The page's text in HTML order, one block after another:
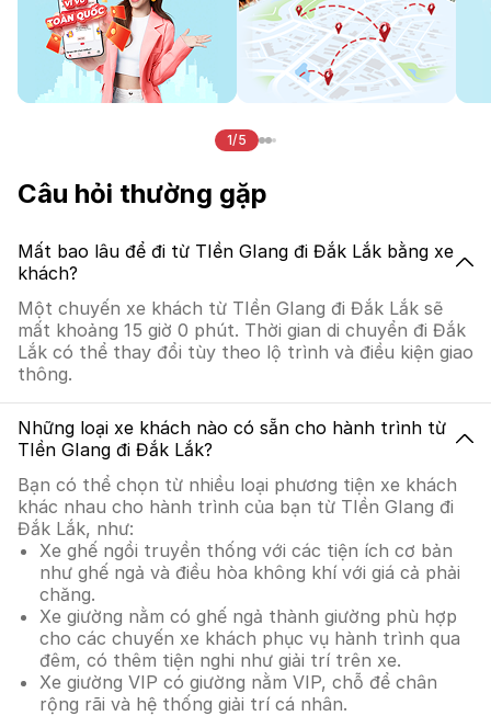
1/5
Câu hỏi thường gặp
Mất bao lâu để đi từ TIền GIang đi Đắk Lắk bằng xe
khách?
Một chuyến xe khách từ TIền GIang đi Đắk Lắk sẽ
mất khoảng 15 giờ 0 phút. Thời gian di chuyển đi Đắk
Lắk có thể thay đổi tùy theo lộ trình và điều kiện giao
thông.
Những loại xe khách nào có sẵn cho hành trình từ
TIền GIang đi Đắk Lắk?
Bạn có thể chọn từ nhiều loại phương tiện xe khách
khác nhau cho hành trình của bạn từ TIền GIang đi
Đắk Lắk, như:
Xe ghế ngồi truyền thống với các tiện ích cơ bản
như ghế ngả và điều hòa không khí với giá cả phải
chăng.
Xe giường nằm có ghế ngả thành giường phù hợp
cho các chuyến xe khách phục vụ hành trình qua
đêm, có thêm tiện nghi như giải trí trên xe.
Xe giường VIP có giường nằm VIP, chỗ để chân
rộng rãi và hệ thống giải trí cá nhân.